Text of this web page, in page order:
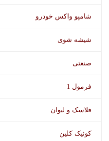
شامپو واکس خودرو
شیشه شوی
صنعتی
فرمول 1
فلاسک و لیوان
کوئیک کلین